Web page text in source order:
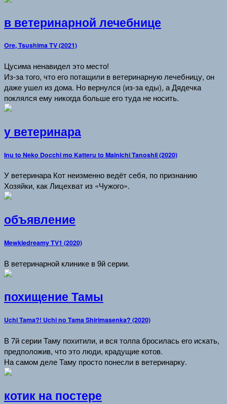
в ветеринарной лечебнице
Ore, Tsushima TV (2021)
Цусима ненавидел это место!
Из-за того, что его потащили в ветеринарную лечебницу, он
даже ушел из дома. Но вернулся (из-за еды), а Дядечка
поклялся ему никогда больше его туда не носить.
у ветеринара
Inu to Neko Docchi mo Katteru to Mainichi Tanoshii (2020)
У ветеринара Кот неизменно ведёт себя, по признанию
Хозяйки, как Лицехват из «Чужого».
объявление
Mewkledreamy TV1 (2020)
В ветеринарной клинике в 9й серии.
похищение Тамы
Uchi Tama?! Uchi no Tama Shirimasenka? (2020)
В 7й серии Таму похитили, и вся толпа бросилась его искать,
предположив, что это люди, крадущие котов.
На самом деле Таму просто понесли в ветеринарку.
котик на постере